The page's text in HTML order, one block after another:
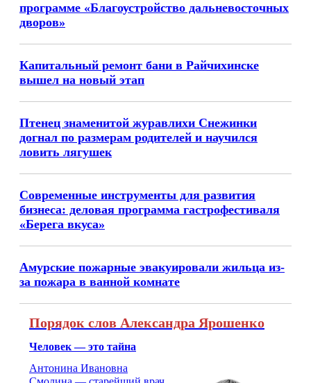
программе «Благоустройство дальневосточных
дворов»
Капитальный ремонт бани в Райчихинске
вышел на новый этап
Птенец знаменитой журавлихи Снежинки
догнал по размерам родителей и научился
ловить лягушек
Современные инструменты для развития
бизнеса: деловая программа гастрофестиваля
«Берега вкуса»
Амурские пожарные эвакуировали жильца из-
за пожара в ванной комнате
Порядок слов Александра Ярошенко
Человек — это тайна
Антонина Ивановна